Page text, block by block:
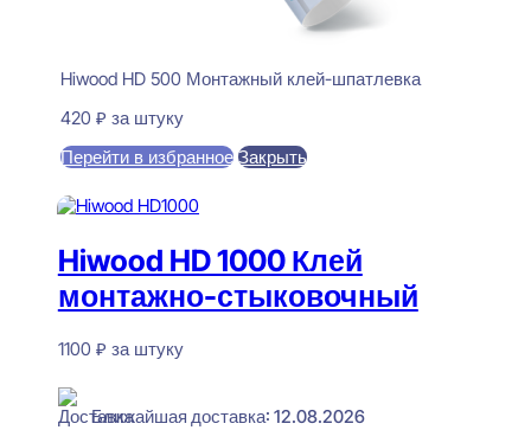
Hiwood HD 500 Монтажный клей-шпатлевка
420 ₽ за штуку
Перейти в избранное Закрыть
Hiwood HD 1000 Клей
монтажно-стыковочный
1100 ₽ за штуку
Ближайшая доставка: 12.08.2026